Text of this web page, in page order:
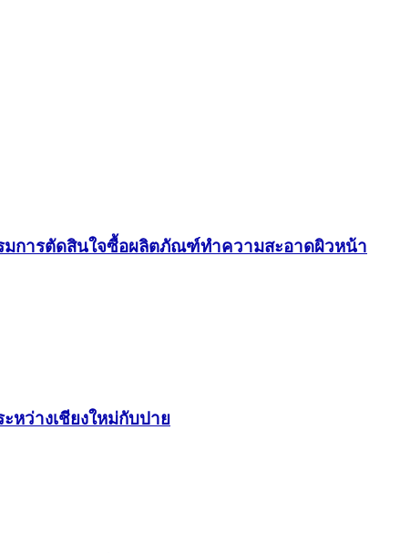
มการตัดสินใจซื้อผลิตภัณฑ์ทำความสะอาดผิวหน้า
หว่างเชียงใหม่กับปาย